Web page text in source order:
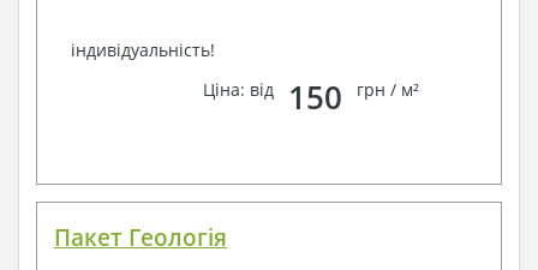
індивідуальність!
Ціна: від
150 грн / м²
Пакет Геологія